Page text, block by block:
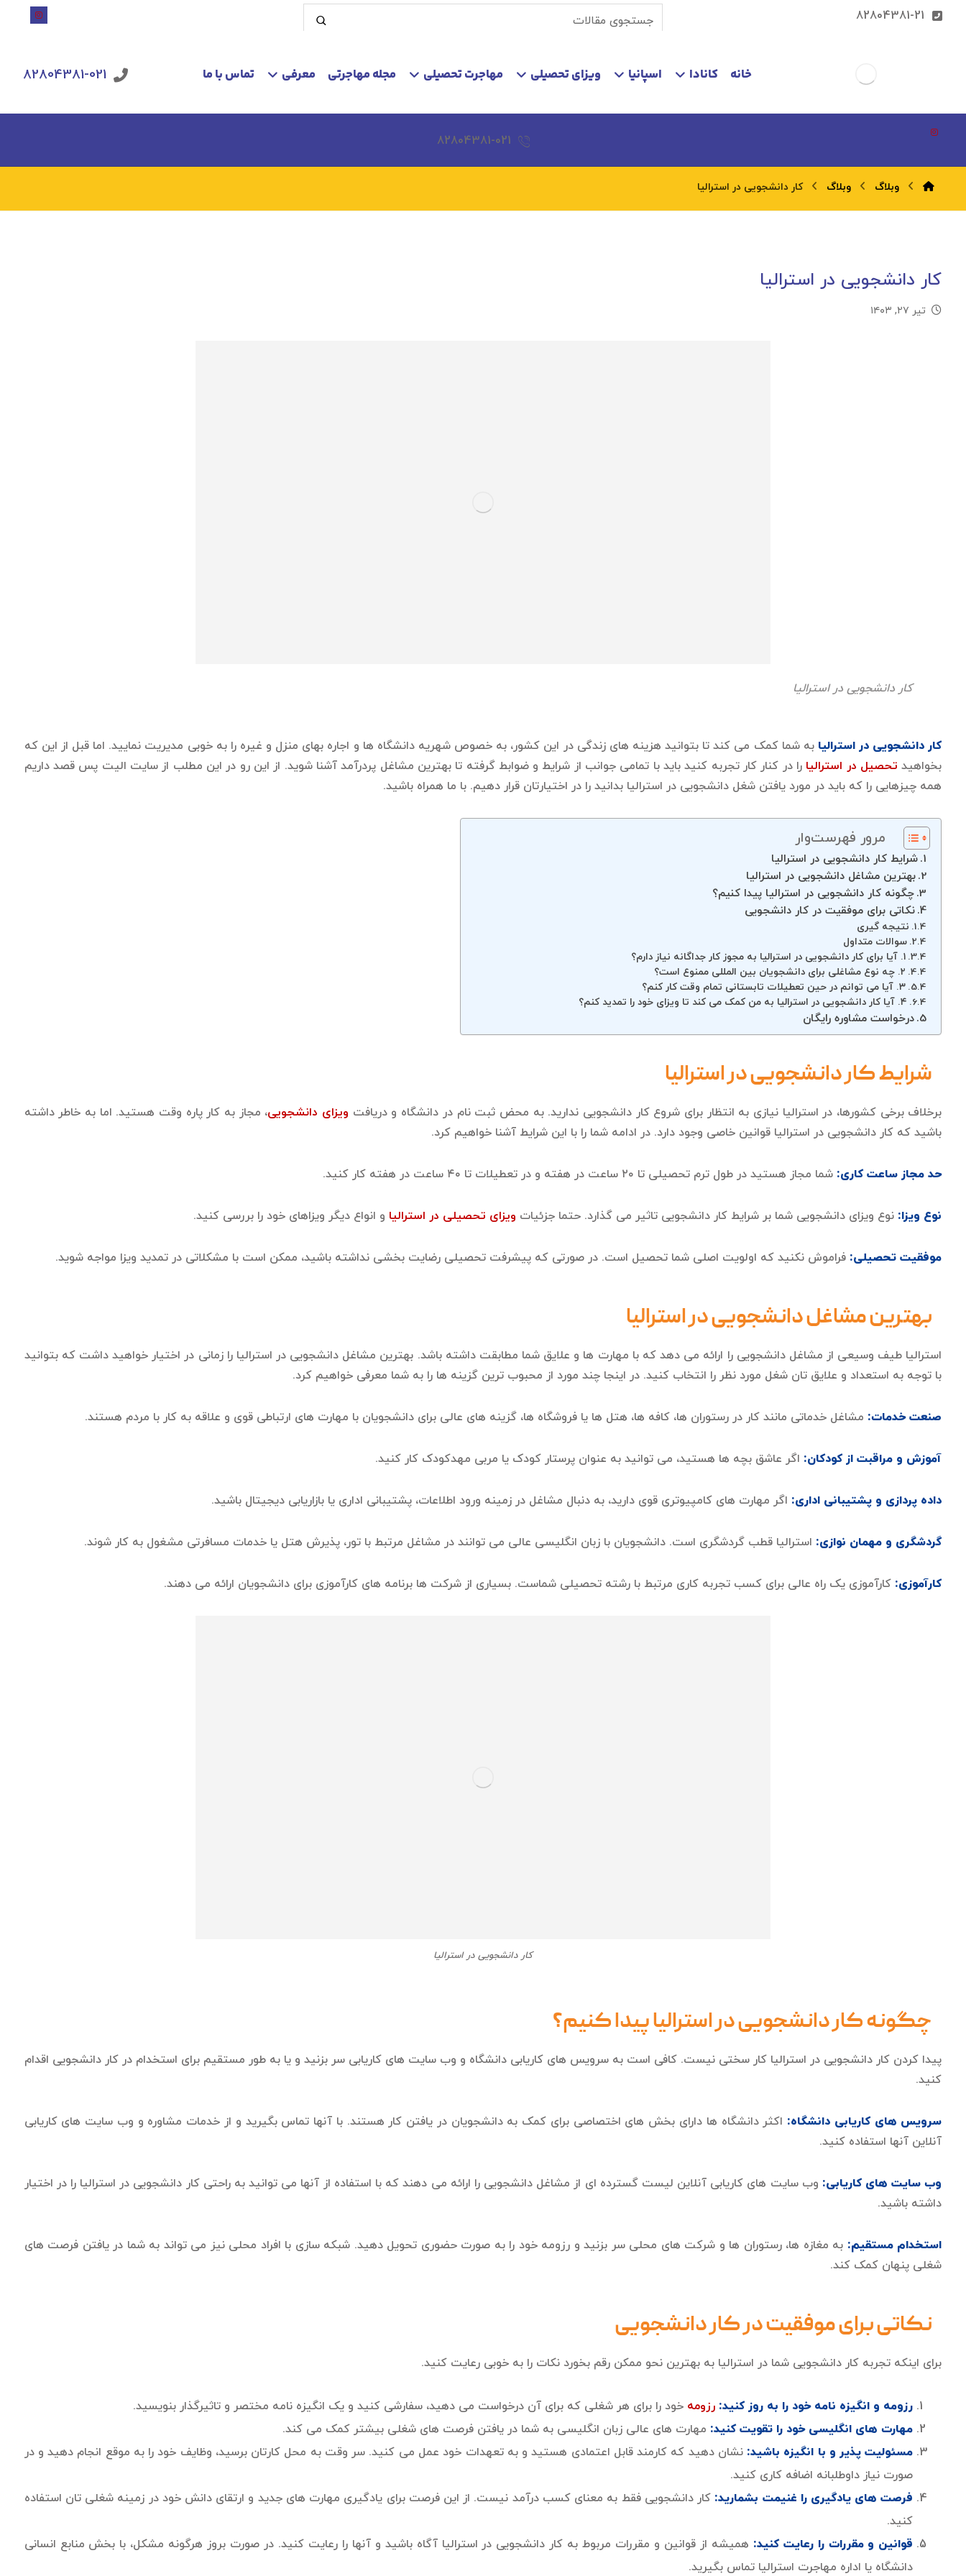
82804381-21
خانه کانادا اسپانیا ویزای تحصیلی مهاجرت تحصیلی مجله مهاجرتی معرفی تماس با ما 82804381-021
82804381-021
وبلاگ وبلاگ کار دانشجویی در استرالیا
کار دانشجویی در استرالیا
تیر ۲۷, ۱۴۰۳
کار دانشجویی در استرالیا
کار دانشجویی در استرالیا به شما کمک می کند تا بتوانید هزینه های زندگی در این کشور، به خصوص شهریه دانشگاه ها و اجاره بهای منزل و غیره را به خوبی مدیریت نمایید. اما قبل از این که
بخواهید تحصیل در استرالیا را در کنار کار تجربه کنید باید با تمامی جوانب از شرایط و ضوابط گرفته تا بهترین مشاغل پردرآمد آشنا شوید. از این رو در این مطلب از سایت الیت پس قصد داریم
همه چیزهایی را که باید در مورد یافتن شغل دانشجویی در استرالیا بدانید را در اختیارتان قرار دهیم. با ما همراه باشید.
مرور فهرست‌وار
شرایط کار دانشجویی در استرالیا
بهترین مشاغل دانشجویی در استرالیا
چگونه کار دانشجویی در استرالیا پیدا کنیم؟
نکاتی برای موفقیت در کار دانشجویی
نتیجه گیری
سوالات متداول
۱. آیا برای کار دانشجویی در استرالیا به مجوز کار جداگانه نیاز دارم؟
۲. چه نوع مشاغلی برای دانشجویان بین المللی ممنوع است؟
۳. آیا می توانم در حین تعطیلات تابستانی تمام وقت کار کنم؟
۴. آیا کار دانشجویی در استرالیا به من کمک می کند تا ویزای خود را تمدید کنم؟
درخواست مشاوره رایگان
شرایط کار دانشجویی در استرالیا
برخلاف برخی کشورها، در استرالیا نیازی به انتظار برای شروع کار دانشجویی ندارید. به محض ثبت نام در دانشگاه و دریافت ویزای دانشجویی، مجاز به کار پاره وقت هستید. اما به خاطر داشته
باشید که کار دانشجویی در استرالیا قوانین خاصی وجود دارد. در ادامه شما را با این شرایط آشنا خواهیم کرد.
حد مجاز ساعت کاری: شما مجاز هستید در طول ترم تحصیلی تا ۲۰ ساعت در هفته و در تعطیلات تا ۴۰ ساعت در هفته کار کنید.
نوع ویزا: نوع ویزای دانشجویی شما بر شرایط کار دانشجویی تاثیر می گذارد. حتما جزئیات ویزای تحصیلی در استرالیا و انواع دیگر ویزاهای خود را بررسی کنید.
موفقیت تحصیلی: فراموش نکنید که اولویت اصلی شما تحصیل است. در صورتی که پیشرفت تحصیلی رضایت بخشی نداشته باشید، ممکن است با مشکلاتی در تمدید ویزا مواجه شوید.
بهترین مشاغل دانشجویی در استرالیا
استرالیا طیف وسیعی از مشاغل دانشجویی را ارائه می دهد که با مهارت ها و علایق شما مطابقت داشته باشد. بهترین مشاغل دانشجویی در استرالیا را زمانی در اختیار خواهید داشت که بتوانید
با توجه به استعداد و علایق تان شغل مورد نظر را انتخاب کنید. در اینجا چند مورد از محبوب ترین گزینه ها را به شما معرفی خواهیم کرد.
صنعت خدمات: مشاغل خدماتی مانند کار در رستوران ها، کافه ها، هتل ها یا فروشگاه ها، گزینه های عالی برای دانشجویان با مهارت های ارتباطی قوی و علاقه به کار با مردم هستند.
آموزش و مراقبت از کودکان: اگر عاشق بچه ها هستید، می توانید به عنوان پرستار کودک یا مربی مهدکودک کار کنید.
داده پردازی و پشتیبانی اداری: اگر مهارت های کامپیوتری قوی دارید، به دنبال مشاغل در زمینه ورود اطلاعات، پشتیبانی اداری یا بازاریابی دیجیتال باشید.
گردشگری و مهمان نوازی: استرالیا قطب گردشگری است. دانشجویان با زبان انگلیسی عالی می توانند در مشاغل مرتبط با تور، پذیرش هتل یا خدمات مسافرتی مشغول به کار شوند.
کارآموزی: کارآموزی یک راه عالی برای کسب تجربه کاری مرتبط با رشته تحصیلی شماست. بسیاری از شرکت ها برنامه های کارآموزی برای دانشجویان ارائه می دهند.
کار دانشجویی در استرالیا
چگونه کار دانشجویی در استرالیا پیدا کنیم؟
پیدا کردن کار دانشجویی در استرالیا کار سختی نیست. کافی است به سرویس های کاریابی دانشگاه و وب سایت های کاریابی سر بزنید و یا به طور مستقیم برای استخدام در کار دانشجویی اقدام
کنید.
سرویس های کاریابی دانشگاه: اکثر دانشگاه ها دارای بخش های اختصاصی برای کمک به دانشجویان در یافتن کار هستند. با آنها تماس بگیرید و از خدمات مشاوره و وب سایت های کاریابی
آنلاین آنها استفاده کنید.
وب سایت های کاریابی: وب سایت های کاریابی آنلاین لیست گسترده ای از مشاغل دانشجویی را ارائه می دهند که با استفاده از آنها می توانید به راحتی کار دانشجویی در استرالیا را در اختیار
داشته باشید.
استخدام مستقیم: به مغازه ها، رستوران ها و شرکت های محلی سر بزنید و رزومه خود را به صورت حضوری تحویل دهید. شبکه سازی با افراد محلی نیز می تواند به شما در یافتن فرصت های
شغلی پنهان کمک کند.
نکاتی برای موفقیت در کار دانشجویی
برای اینکه تجربه کار دانشجویی شما در استرالیا به بهترین نحو ممکن رقم بخورد نکات را به خوبی رعایت کنید.
رزومه و انگیزه نامه خود را به روز کنید: رزومه خود را برای هر شغلی که برای آن درخواست می دهید، سفارشی کنید و یک انگیزه نامه مختصر و تاثیرگذار بنویسید.
مهارت های انگلیسی خود را تقویت کنید: مهارت های عالی زبان انگلیسی به شما در یافتن فرصت های شغلی بیشتر کمک می کند.
مسئولیت پذیر و با انگیزه باشید: نشان دهید که کارمند قابل اعتمادی هستید و به تعهدات خود عمل می کنید. سر وقت به محل کارتان برسید، وظایف خود را به موقع انجام دهید و در
صورت نیاز داوطلبانه اضافه کاری کنید.
فرصت های یادگیری را غنیمت بشمارید: کار دانشجویی فقط به معنای کسب درآمد نیست. از این فرصت برای یادگیری مهارت های جدید و ارتقای دانش خود در زمینه شغلی تان استفاده
کنید.
قوانین و مقررات را رعایت کنید: همیشه از قوانین و مقررات مربوط به کار دانشجویی در استرالیا آگاه باشید و آنها را رعایت کنید. در صورت بروز هرگونه مشکل، با بخش منابع انسانی
دانشگاه یا اداره مهاجرت استرالیا تماس بگیرید.